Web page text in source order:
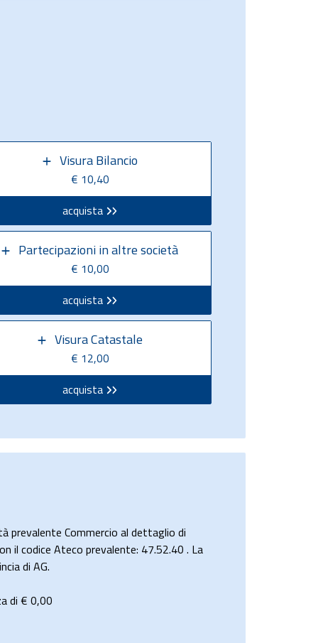
Visura Bilancio
€ 10,40
acquista
Partecipazioni in altre società
€ 10,00
acquista
Visura Catastale
€ 12,00
acquista
prevalente Commercio al dettaglio di
il codice Ateco prevalente: 47.52.40 . La
di AG.
di € 0,00